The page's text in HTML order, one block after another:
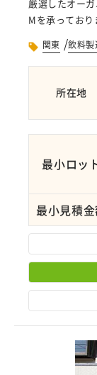
厳選したオー
Mを承っており
関東 /飲料
所在地
最小ロッ
最小見積